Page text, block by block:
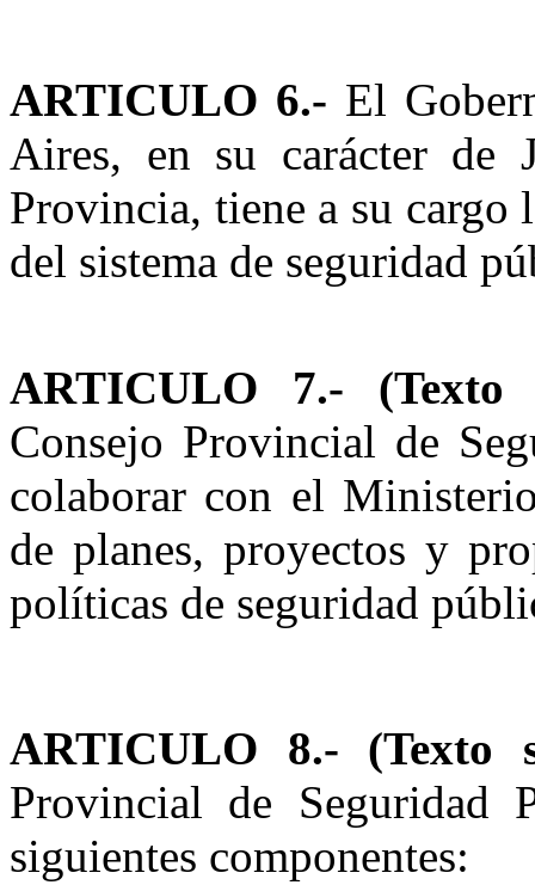
ARTICULO 6.- El
Aires, en su carácter de
Provincia, tiene a su
del sistema de seguridad
ARTICULO 7.-
Consejo Provincial de
colaborar con el
de planes, proyectos y
políticas de seguridad
ARTICULO 8.-
(Texto
Provincial de Seguridad
siguientes componentes: